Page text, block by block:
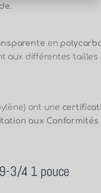
.
en
aux différentes tailles
ont une
aux
3/4 1 pouce